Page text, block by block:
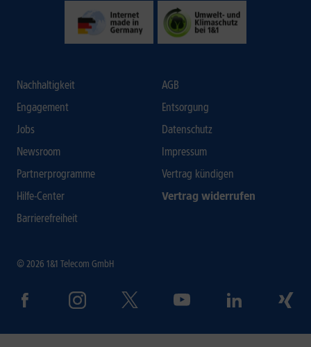
Nachhaltigkeit
Engagement
Jobs
Newsroom
Partnerprogramme
Hilfe-Center
Barrierefreiheit
AGB
Entsorgung
Datenschutz
Impressum
Vertrag kündigen
Vertrag widerrufen
© 2026 1&1 Telecom GmbH